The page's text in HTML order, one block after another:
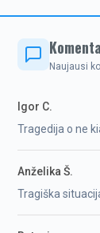
Naujausi
Igor C.
Tragedija o ne
Anželika Š.
Tragiška